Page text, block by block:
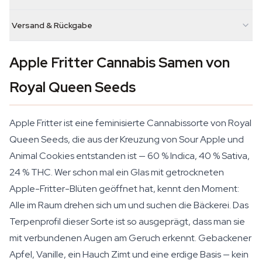
Versand & Rückgabe
Apple Fritter Cannabis Samen von
Royal Queen Seeds
Apple Fritter ist eine feminisierte Cannabissorte von Royal
Queen Seeds, die aus der Kreuzung von Sour Apple und
Animal Cookies entstanden ist — 60 % Indica, 40 % Sativa,
24 % THC. Wer schon mal ein Glas mit getrockneten
Apple-Fritter-Blüten geöffnet hat, kennt den Moment:
Alle im Raum drehen sich um und suchen die Bäckerei. Das
Terpenprofil dieser Sorte ist so ausgeprägt, dass man sie
mit verbundenen Augen am Geruch erkennt. Gebackener
Apfel, Vanille, ein Hauch Zimt und eine erdige Basis — kein